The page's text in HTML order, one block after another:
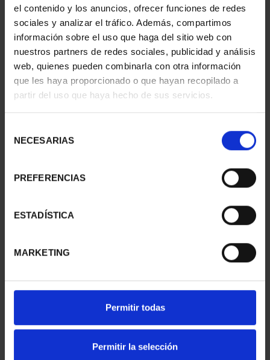
el contenido y los anuncios, ofrecer funciones de redes
sociales y analizar el tráfico. Además, compartimos
información sobre el uso que haga del sitio web con
nuestros partners de redes sociales, publicidad y análisis
web, quienes pueden combinarla con otra información
que les haya proporcionado o que hayan recopilado a
partir del uso que haya hecho de sus servicios.
NECESARIAS
PREFERENCIAS
ESTADÍSTICA
MARKETING
Permitir todas
Permitir la selección
SUSCRIPCIÓN CAPITALES DE PROVINCIA 1
949,00 €
CAPITALES ESPAÑOLAS - OVIEDO
CAPITALES ESPAÑOLAS - LEÓN